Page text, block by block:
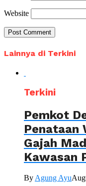
Website
Lainnya di Terkini
Terkini
Pemkot
Penataan
Gajah
Kawasan
ByAgung Ayu